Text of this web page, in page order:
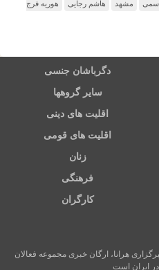
مشهد هاشم رجایی
هوریه فرج
دگرباشان جنسی
سایر گروهها
اقلیت های دینی
اقلیت های قومی
زنان
فرهنگی
کارگران
خبرگزاری هرانا، ارگان خبری مجموعه فعالان
ایران است